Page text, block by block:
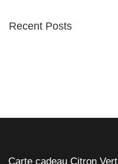
Recent Posts
Carte cadeau Citron Vert